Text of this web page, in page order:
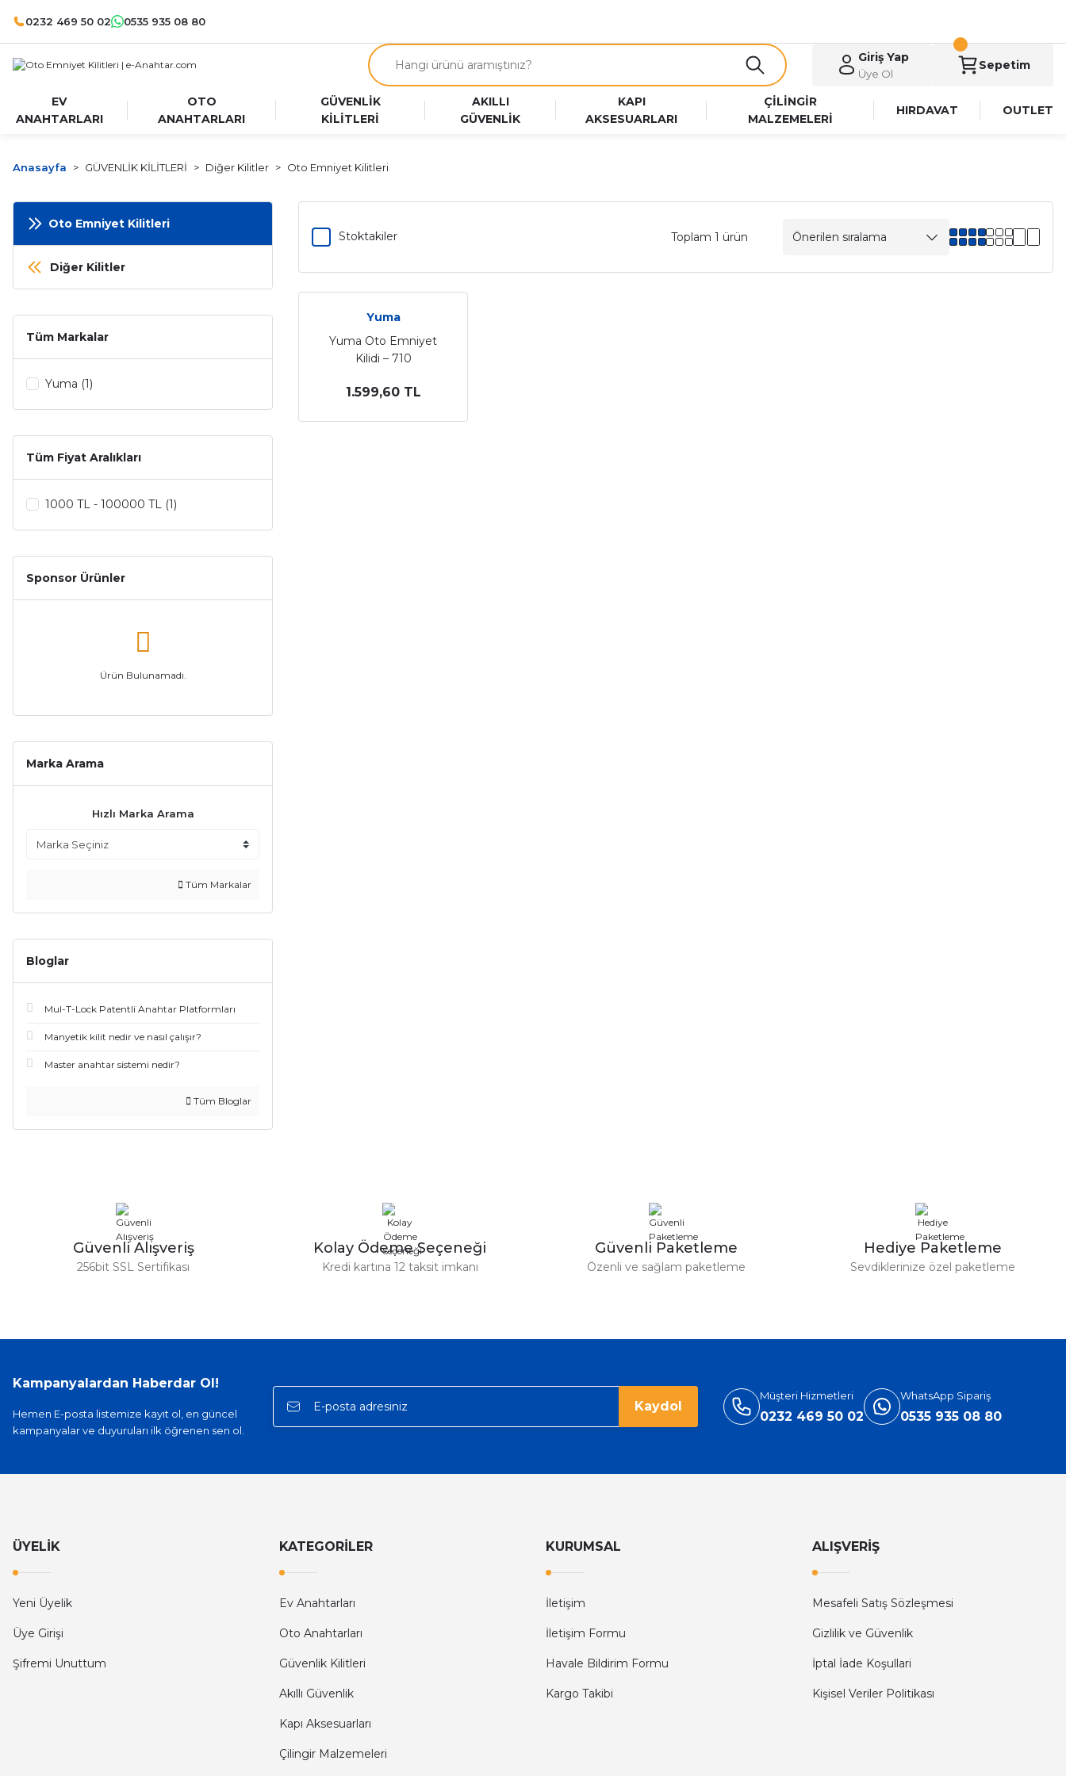
0232 469 50 02 0535 935 08 80
Giriş Yap
Üye Ol
Sepetim
EV
ANAHTARLARI
OTO
ANAHTARLARI
GÜVENLİK
KİLİTLERİ
AKILLI
GÜVENLİK
KAPI
AKSESUARLARI
ÇİLİNGİR
MALZEMELERİ
HIRDAVAT OUTLET
Anasayfa GÜVENLİK KİLİTLERİ Diğer Kilitler Oto Emniyet Kilitleri
Oto Emniyet Kilitleri
Diğer Kilitler
Tüm Markalar
Yuma (1)
Tüm Fiyat Aralıkları
1000 TL - 100000 TL (1)
Sponsor Ürünler
Ürün Bulunamadı.
Marka Arama
Hızlı Marka Arama
Tüm Markalar
Bloglar
Mul-T-Lock Patentli Anahtar Platformları
Manyetik kilit nedir ve nasıl çalışır?
Master anahtar sistemi nedir?
Tüm Bloglar
Stoktakiler Toplam 1 ürün
Yuma
Yuma Oto Emniyet
Kilidi – 710
1.599,60 TL
Güvenli Alışveriş
256bit SSL Sertifikası
Kolay Ödeme Seçeneği
Kredi kartına 12 taksit imkanı
Güvenli Paketleme
Özenli ve sağlam paketleme
Hediye Paketleme
Sevdiklerinize özel paketleme
Kampanyalardan Haberdar Ol!
Hemen E-posta listemize kayıt ol, en güncel
kampanyalar ve duyuruları ilk öğrenen sen ol.
Kaydol
Müşteri Hizmetleri
0232 469 50 02
WhatsApp Sipariş
0535 935 08 80
ÜYELİK
Yeni Üyelik
Üye Girişi
Şifremi Unuttum
KATEGORİLER
Ev Anahtarları
Oto Anahtarları
Güvenlik Kilitleri
Akıllı Güvenlik
Kapı Aksesuarları
Çilingir Malzemeleri
KURUMSAL
İletişim
İletişim Formu
Havale Bildirim Formu
Kargo Takibi
ALIŞVERİŞ
Mesafeli Satış Sözleşmesi
Gizlilik ve Güvenlik
İptal İade Koşullari
Kişisel Veriler Politikası